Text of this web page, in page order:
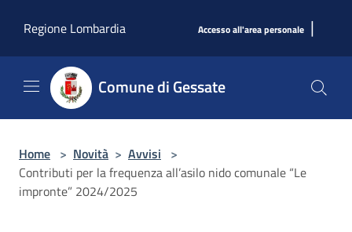
Regione Lombardia
Accesso all'area personale |
Comune di Gessate
Home > Novità > Avvisi >
Contributi per la frequenza all’asilo nido comunale “Le
impronte” 2024/2025